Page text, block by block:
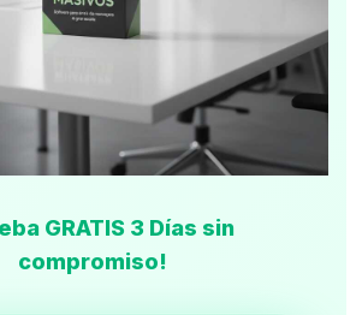
GRATIS 3 Días sin
compromiso!